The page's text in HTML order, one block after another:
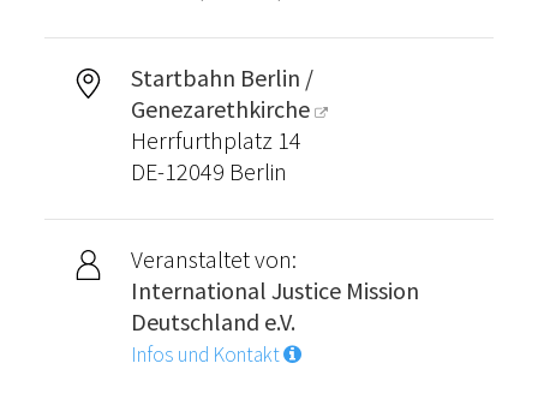
Startbahn Berlin /
Genezarethkirche
Herrfurthplatz 14
DE-12049 Berlin
Veranstaltet von:
International Justice Mission
Deutschland e.V.
Infos und Kontakt